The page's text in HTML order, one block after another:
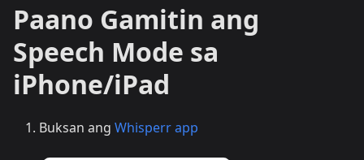
Paano Gamitin ang
Speech Mode sa
iPhone/iPad
Buksan ang Whisperr app